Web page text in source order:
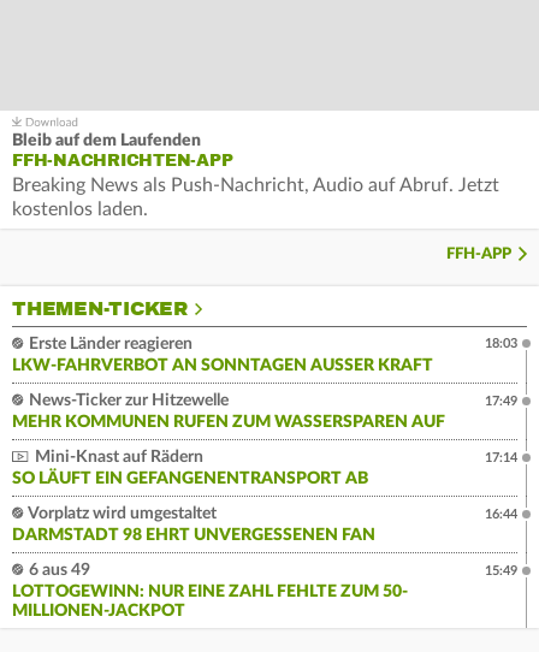
Bleib auf dem Laufenden
FFH-NACHRICHTEN-APP
Breaking News als Push-Nachricht, Audio auf Abruf. Jetzt
kostenlos laden.
FFH-APP
THEMEN-TICKER
Erste Länder reagieren
LKW-FAHRVERBOT AN SONNTAGEN AUSSER KRAFT
18:03
News-Ticker zur Hitzewelle
MEHR KOMMUNEN RUFEN ZUM WASSERSPAREN AUF
17:49
Mini-Knast auf Rädern
SO LÄUFT EIN GEFANGENENTRANSPORT AB
17:14
Vorplatz wird umgestaltet
DARMSTADT 98 EHRT UNVERGESSENEN FAN
16:44
6 aus 49
LOTTOGEWINN: NUR EINE ZAHL FEHLTE ZUM 50-
MILLIONEN-JACKPOT
15:49